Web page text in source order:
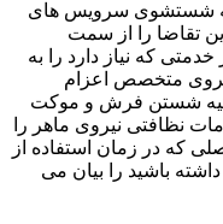
شستشوی سرویس های
تقاضا را از سمت
که نیاز دارد را به
متخصص اعزام
شستن فرش و موکت
نظافتی نیروی ماهر را
که در زمان استفاده از
باشید را بیان می